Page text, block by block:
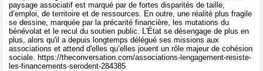
paysage associatif est marqué par de fortes disparités de taille,
d’emploi, de territoire et de ressources. En outre, une réalité plus fragile
se dessine, marquée par la précarité financière, les mutations du
bénévolat et le recul du soutien public. L'État se désengage de plus en
plus, alors qu'il a depuis longtemps délégué ses missions aux
associations et attend d'elles qu’elles jouent un rôle majeur de cohésion
sociale. https://theconversation.com/associations-lengagement-resiste-
les-financements-serodent-284385